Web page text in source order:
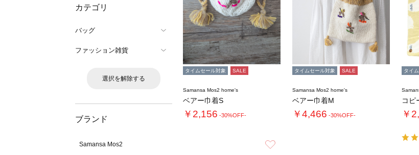
カテゴリ
バッグ
ファッション雑貨
選択を解除する
ブランド
Samansa Mos2
タイムセール対象 SALE
Samansa Mos2 home's
ベアー巾着S
￥2,156 -30%OFF-
タイムセール対象 SALE
Samansa Mos2 home's
ベアー巾着M
￥4,466 -30%OFF-
タイ
コピ
￥